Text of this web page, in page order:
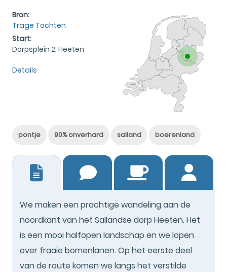
Bron:
Trage Tochten
Start:
Dorpsplein 2, Heeten
Details
pontje 90% onverhard salland boerenland
We maken een prachtige wandeling aan de
noordkant van het Sallandse dorp Heeten. Het
is een mooi halfopen landschap en we lopen
over fraaie bomenlanen. Op het eerste deel
van de route komen we langs het verstilde